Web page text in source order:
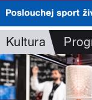
Kultura